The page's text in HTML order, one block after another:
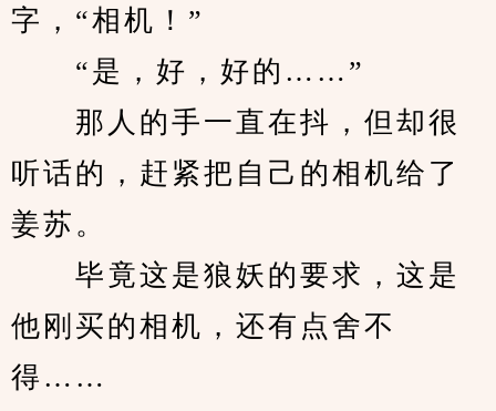
字，“相机！”
“是，好，好的……”
那人的手一直在抖，但却很
听话的，赶紧把自己的相机给了
姜苏。
毕竟这是狼妖的要求，这是
他刚买的相机，还有点舍不
得……